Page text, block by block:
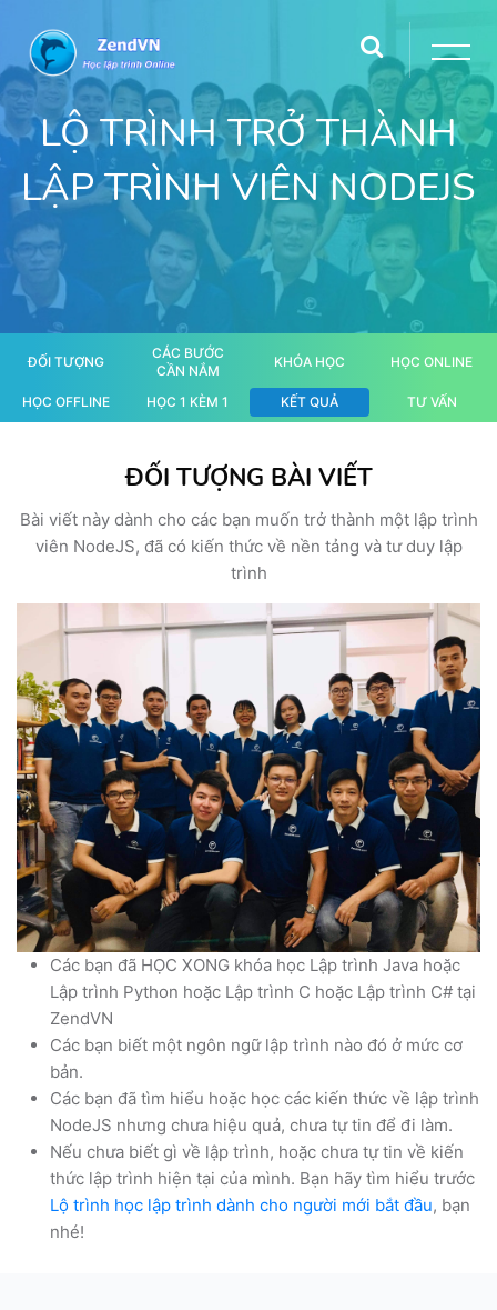
LỘ TRÌNH TRỞ THÀNH
LẬP TRÌNH VIÊN NODEJS
ĐỐI TƯỢNG
CÁC BƯỚC
CẦN NẮM
KHÓA HỌC HỌC ONLINE
HỌC OFFLINE HỌC 1 KÈM 1 KẾT QUẢ TƯ VẤN
ĐỐI TƯỢNG BÀI VIẾT
Bài viết này dành cho các bạn muốn trở thành một lập trình
viên NodeJS, đã có kiến thức về nền tảng và tư duy lập
trình
Các bạn đã HỌC XONG khóa học Lập trình Java hoặc
Lập trình Python hoặc Lập trình C hoặc Lập trình C# tại
ZendVN
Các bạn biết một ngôn ngữ lập trình nào đó ở mức cơ
bản.
Các bạn đã tìm hiểu hoặc học các kiến thức về lập trình
NodeJS nhưng chưa hiệu quả, chưa tự tin để đi làm.
Nếu chưa biết gì về lập trình, hoặc chưa tự tin về kiến
thức lập trình hiện tại của mình. Bạn hãy tìm hiểu trước
Lộ trình học lập trình dành cho người mới bắt đầu, bạn
nhé!